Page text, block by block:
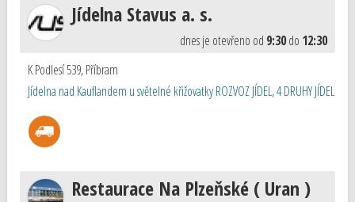
Jídelna Stavus a. s.
dnes je otevřeno od 9:30do 12:30
K Podlesí 539,Příbram
Jídelna nad Kauflandem u světelné křižovatky ROZVOZ JÍDEL, 4 DRUHY JÍDEL
Restaurace Na Plzeňské ( Uran )